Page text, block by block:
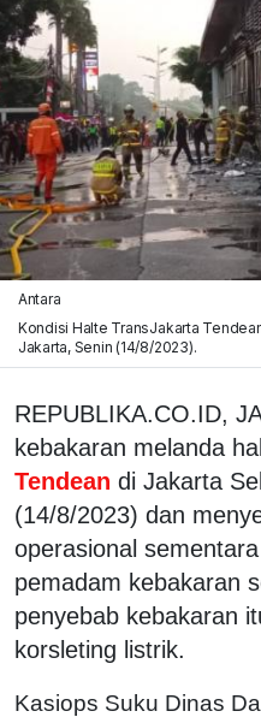
Antara
Kondisi Halte TransJakarta
Jakarta, Senin (14/8/2023).
REPUBLIKA.CO.ID,
kebakaran melanda
Tendean di Jakarta
(14/8/2023) dan
operasional
pemadam kebakaran
penyebab kebakaran
korsleting listrik.
Kasiops Suku Dinas